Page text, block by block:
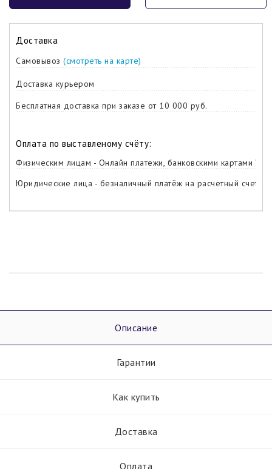
Доставка
Самовывоз (смотреть на карте)
Доставка курьером
Бесплатная доставка при заказе от 10 000 руб.
Оплата по выставленому счёту:
Физическим лицам - Онлайн платежи, банковскими картами
Юридические лица - безналичный платёж на расчетный счет
Описание
Гарантии
Как купить
Доставка
Оплата